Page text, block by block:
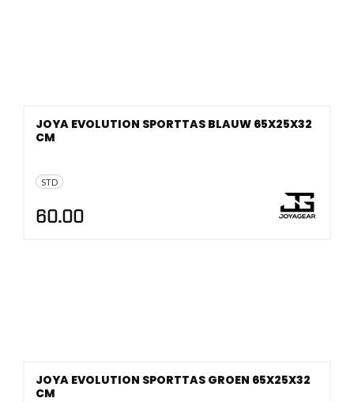
STD
JOYA EVOLUTION SPORTTAS BLAUW 65X25X32
CM
60.00
JOYA EVOLUTION SPORTTAS GROEN 65X25X32
CM